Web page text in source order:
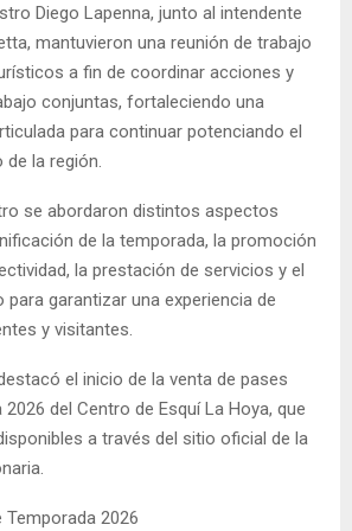
Diego Lapenna, junto al intendente
mantuvieron una reunión de trabajo
a fin de coordinar acciones y
conjuntas, fortaleciendo una
para continuar potenciando el
la región.
se abordaron distintos aspectos
de la temporada, la promoción
la prestación de servicios y el
garantizar una experiencia de
y visitantes.
el inicio de la venta de pases
del Centro de Esquí La Hoya, que
a través del sitio oficial de la
2026